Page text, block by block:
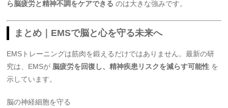
ら脳疲労と精神不調をケアできる のは大きな強みです。
まとめ｜EMSで脳と心を守る未来へ
EMSトレーニングは筋肉を鍛えるだけではありません。最新の研
究は、EMSが 脳疲労を回復し、精神疾患リスクを減らす可能性 を
示しています。
脳の神経細胞を守る